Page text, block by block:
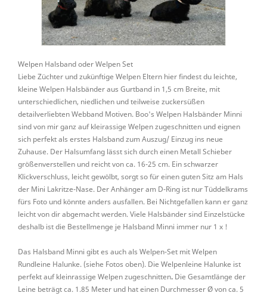
Welpen Halsband oder Welpen Set
Liebe Züchter und zukünftige Welpen Eltern hier findest du leichte,
kleine Welpen Halsbänder aus Gurtband in 1,5 cm Breite, mit
unterschiedlichen, niedlichen und teilweise zuckersüßen
detailverliebten Webband Motiven. Boo's Welpen Halsbänder Minni
sind von mir ganz auf kleirassige Welpen zugeschnitten und eignen
sich perfekt als erstes Halsband zum Auszug/ Einzug ins neue
Zuhause. Der Halsumfang lässt sich durch einen Metall Schieber
größenverstellen und reicht von ca. 16-25 cm. Ein schwarzer
Klickverschluss, leicht gewölbt, sorgt so für einen guten Sitz am Hals
der Mini Lakritze-Nase. Der Anhänger am D-Ring ist nur Tüddelkrams
fürs Foto und könnte anders ausfallen. Bei Nichtgefallen kann er ganz
leicht von dir abgemacht werden. Viele Halsbänder sind Einzelstücke
deshalb ist die Bestellmenge je Halsband Minni immer nur 1 x !
Das Halsband Minni gibt es auch als Welpen-Set mit Welpen
Rundleine Halunke. (siehe Fotos oben). Die Welpenleine Halunke ist
perfekt auf kleinrassige Welpen zugeschnitten. Die Gesamtlänge der
Leine beträgt ca. 1.85 Meter und hat einen Durchmesser Ø von ca. 5